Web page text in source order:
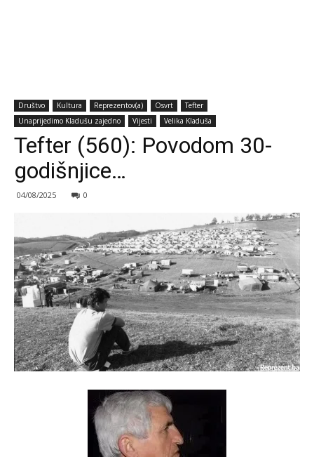
Društvo Kultura Reprezentov(a) Osvrt
Tefter
Unaprijedimo Kladušu zajedno
Vijesti Velika Kladuša
Tefter (560): Povodom 30-
godišnjice…
04/08/2025 0